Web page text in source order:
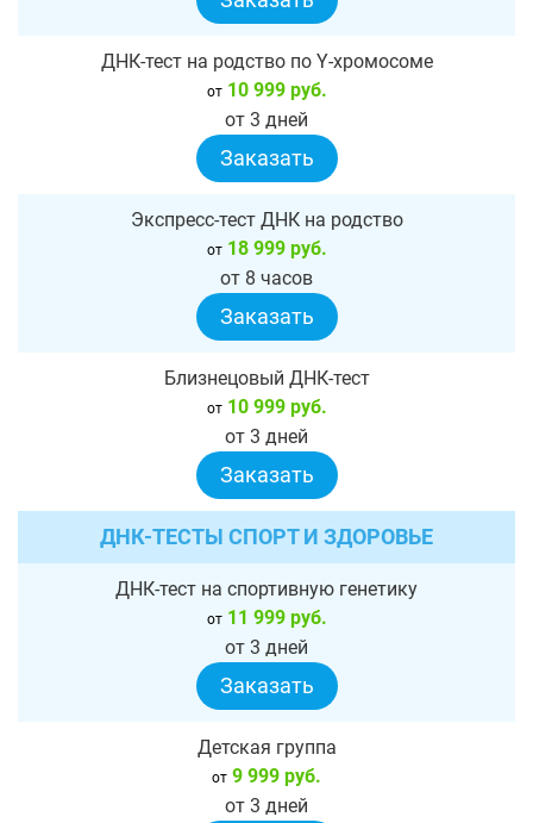
ДНК-тест на родство по Y-хромосоме
от10 999 руб.
от 3 дней
Заказать
Экспресс-тест ДНК на родство
от18 999 руб.
от 8 часов
Заказать
Близнецовый ДНК-тест
от10 999 руб.
от 3 дней
Заказать
ДНК-ТЕСТЫ СПОРТ И ЗДОРОВЬЕ
ДНК-тест на спортивную генетику
от11 999 руб.
от 3 дней
Заказать
Детская группа
от 9 999 руб.
от 3 дней